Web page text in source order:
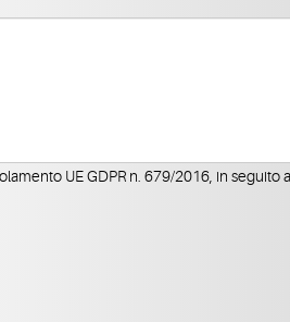
UE GDPR n. 679/2016, in seguito